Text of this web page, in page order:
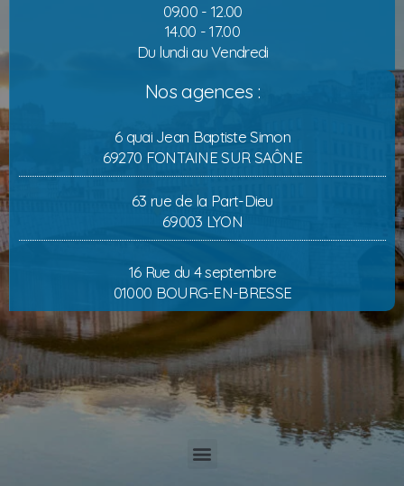
09.00 - 12.00
14.00 - 17.00
Du lundi au Vendredi
Nos agences :
6 quai Jean Baptiste Simon
69270 FONTAINE SUR SAÔNE
63 rue de la Part-Dieu
69003 LYON
16 Rue du 4 septembre
01000 BOURG-EN-BRESSE